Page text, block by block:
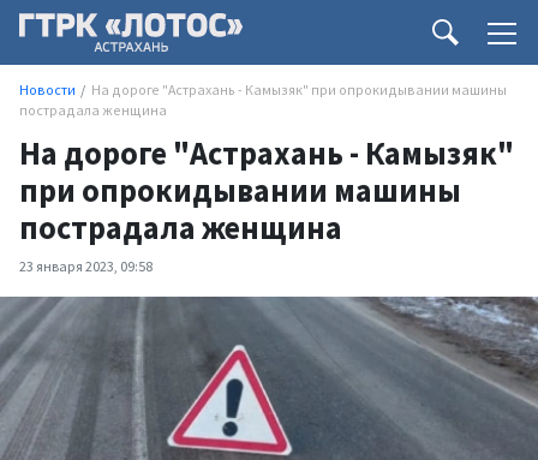
Новости
На дороге "Астрахань - Камызяк" при опрокидывании машины
пострадала женщина
На дороге "Астрахань - Камызяк"
при опрокидывании машины
пострадала женщина
23 января 2023, 09:58